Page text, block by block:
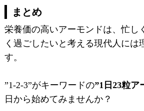
まとめ
栄養価の高いアーモンドは、忙し
く過ごしたいと考える現代人には
す。
”1-2-3”がキーワードの”1日23粒ア
日から始めてみませんか？